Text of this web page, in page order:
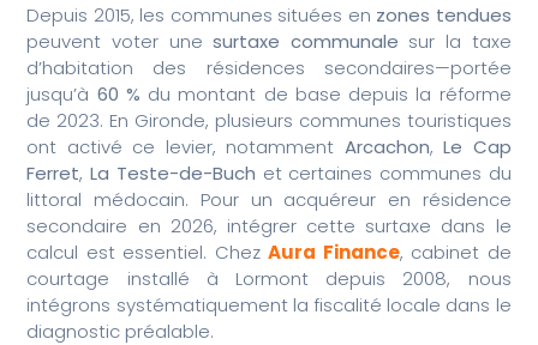
Depuis 2015, les communes situées en zones tendues
peuvent voter unesurtaxe communale sur la taxe
d’habitation des résidences secondaires—portée
jusqu’à 60 % du montant de base depuis la réforme
de 2023. En Gironde, plusieurs communes touristiques
ont activé ce levier, notamment Arcachon,Le Cap
Ferret,La Teste-de-Buch et certaines communes du
littoral médocain. Pour un acquéreur en résidence
secondaire en 2026, intégrer cette surtaxe dans le
calcul est essentiel. ChezAura Finance, cabinet de
courtage installé à Lormont depuis 2008, nous
intégrons systématiquement la fiscalité locale dans le
diagnostic préalable.